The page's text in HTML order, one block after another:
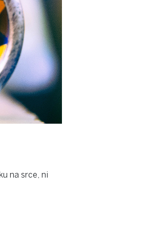
na srce, ni